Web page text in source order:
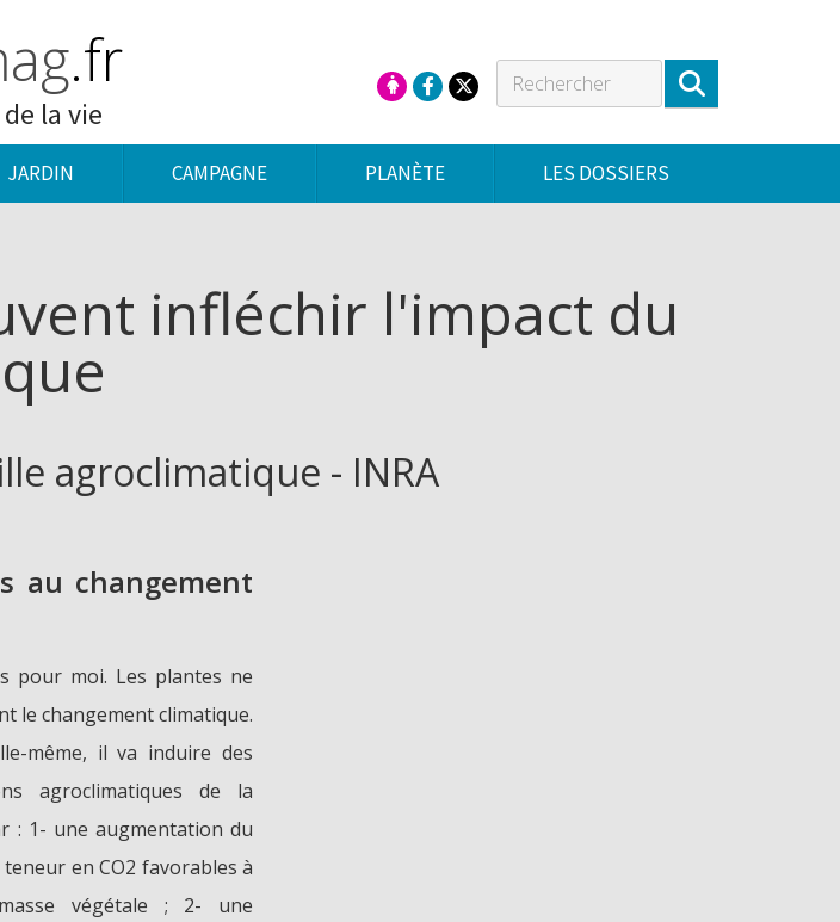
infléchir l'impact du
agroclimatique - INRA
au changement
pour moi. Les plantes ne
le changement climatique.
même, il va induire des
agroclimatiques de la
: 1- une augmentation du
en CO2 favorables à
végétale ; 2- une
.fr
la vie
JARDIN CAMPAGNE PLANÈTE LES DOSSIERS